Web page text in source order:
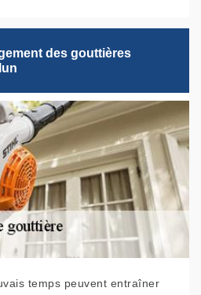
des gouttières
temps peuvent entraîner